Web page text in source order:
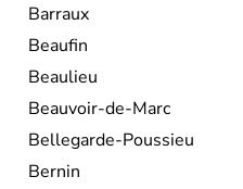
Barraux
Beaufin
Beaulieu
Beauvoir-de-Marc
Bellegarde-Poussieu
Bernin